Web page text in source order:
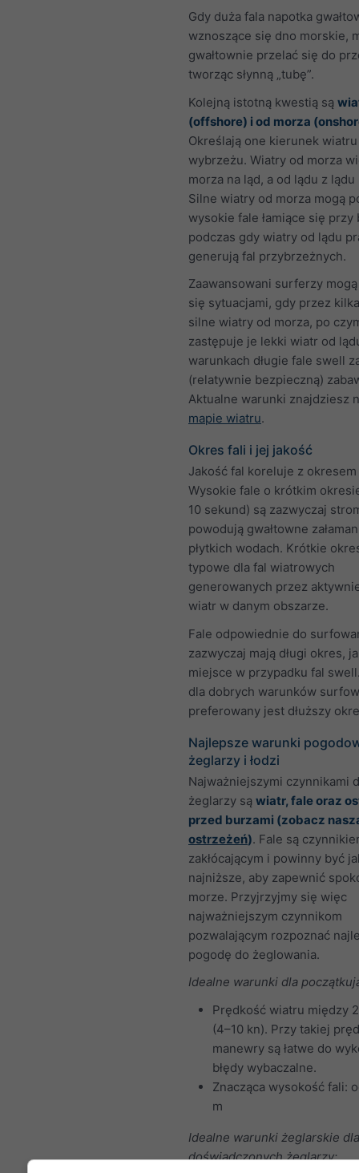
Gdy duża fala napotka
wznoszące się dno morskie,
gwałtownie przelać się do
tworząc słynną „tubę”.
Kolejną istotną kwestią są
(offshore) i od morza
Określają one kierunek
wybrzeżu. Wiatry od morza
morza na ląd, a od lądu z
Silne wiatry od morza mogą
wysokie fale łamiące się przy
podczas gdy wiatry od lądu
generują fal przybrzeżnych.
Zaawansowani surferzy
się sytuacjami, gdy przez
silne wiatry od morza, po
zastępuje je lekki wiatr od
warunkach długie fale swell
(relatywnie bezpieczną)
Aktualne warunki znajdziesz
mapie wiatru.
Okres fali i jej jakość
Jakość fal koreluje z
Wysokie fale o krótkim
10 sekund) są zazwyczaj
powodują gwałtowne
płytkich wodach. Krótkie
typowe dla fal wiatrowych
generowanych przez
wiatr w danym obszarze.
Fale odpowiednie do
zazwyczaj mają długi okres,
miejsce w przypadku fal
dla dobrych warunków
preferowany jest dłuższy
Najlepsze warunki
żeglarzy i łodzi
Najważniejszymi czynnikami
żeglarzy są wiatr, fale oraz
przed burzami (zobacz
ostrzeżeń). Fale są
zakłócającym i powinny być
najniższe, aby zapewnić
morze. Przyjrzyjmy się więc
najważniejszym czynnikom
pozwalającym rozpoznać
pogodę do żeglowania.
Idealne warunki dla
Prędkość wiatru między
(4–10 kn). Przy takiej
manewry są łatwe do
błędy wybaczalne.
Znacząca wysokość fali:
m
Idealne warunki żeglarskie dla
doświadczonych żeglarzy: